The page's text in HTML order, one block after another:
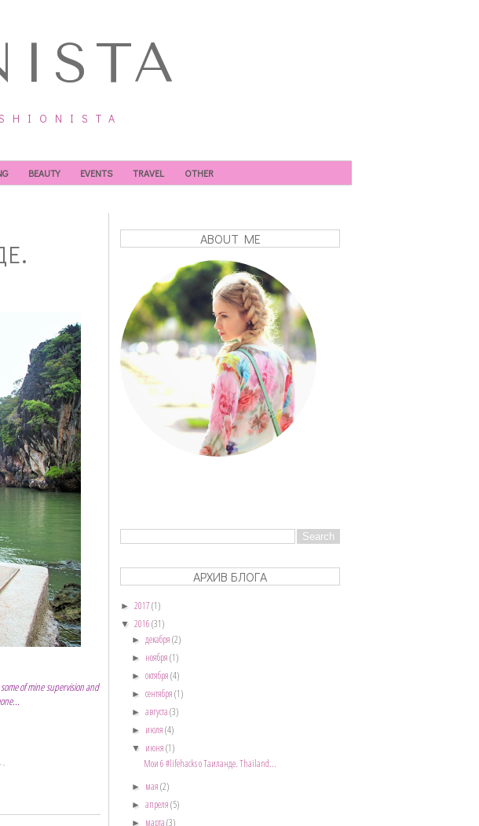
BEAUTY EVENTS TRAVEL OTHER
of mine supervision and
ABOUT ME
АРХИВ БЛОГА
► 2017(1)
▼ 2016(31)
►декабря(2)
► ноября(1)
►октября(4)
►сентября(1)
►августа(3)
► июля(4)
▼ июня(1)
Мои 6 #lifehacks о Таиланде. Thailand...
► мая(2)
►апреля(5)
► марта(3)